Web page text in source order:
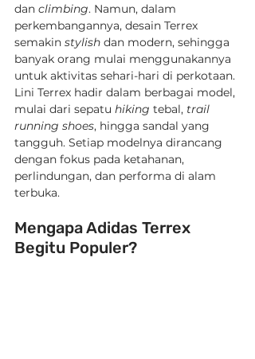
dan climbing. Namun, dalam
perkembangannya, desain Terrex
semakin stylish dan modern, sehingga
banyak orang mulai menggunakannya
untuk aktivitas sehari-hari di perkotaan.
Lini Terrex hadir dalam berbagai model,
mulai dari sepatu hiking tebal, trail
running shoes, hingga sandal yang
tangguh. Setiap modelnya dirancang
dengan fokus pada ketahanan,
perlindungan, dan performa di alam
terbuka.
Mengapa Adidas Terrex
Begitu Populer?